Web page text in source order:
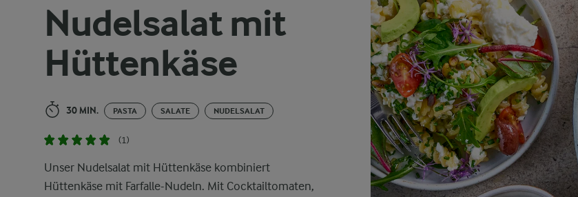
Nudelsalat mit
Hüttenkäse
30 MIN. PASTA SALATE NUDELSALAT
(1)
Unser Nudelsalat mit Hüttenkäse kombiniert
Hüttenkäse mit Farfalle-Nudeln. Mit Cocktailtomaten,